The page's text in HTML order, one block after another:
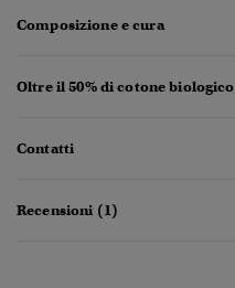
Composizione e cura
Oltre il 50% di cotone biologico
Contatti
Recensioni (1)